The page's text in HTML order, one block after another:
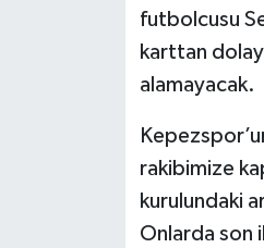
futbolcusu
karttan
alamayacak.
rakibimize
kurulundaki
Onlarda son